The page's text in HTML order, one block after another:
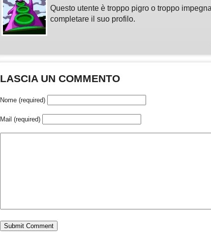
Questo utente è troppo pigro o troppo
completare il suo profilo.
LASCIA UN COMMENTO
Nome (required)
Mail (required)